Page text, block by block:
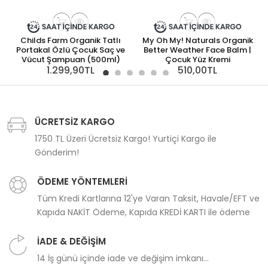
Childs Farm Organik Tatlı
Portakal Özlü Çocuk Saç ve
Vücut Şampuan (500ml)
1.299,90TL
My Oh My! Naturals Organik
Better Weather Face Balm |
Çocuk Yüz Kremi
510,00TL
ÜCRETSİZ KARGO
1750 TL Üzeri Ücretsiz Kargo! Yurtiçi Kargo ile
Gönderim!
ÖDEME YÖNTEMLERİ
Tüm Kredi Kartlarına 12'ye Varan Taksit, Havale/EFT ve
Kapıda NAKİT Ödeme, Kapıda KREDİ KARTI ile ödeme
İADE & DEĞİŞİM
14 İş günü içinde iade ve değişim imkanı...